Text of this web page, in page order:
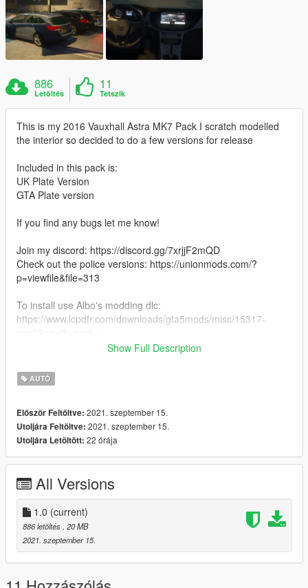
886
Letöltés
11
Tetszik
This is my 2016 Vauxhall Astra MK7 Pack I scratch modelled
the interior so decided to do a few versions for release
Included in this pack is:
UK Plate Version
GTA Plate version
If you find any bugs let me know!
Join my discord: https://discord.gg/7xrjjF2mQD
Check out the police versions: https://unionmods.com/?
p=viewfile&file=313
To install use Albo's modding dlc:
https://www.lcpdfr.com/downloads/gta5mods/misc/15317-
Credits:
Squir Astra Model Purchase - Bleep
Model Textures: ObsidianGames/SGM
Model Conversion to V: SGM
Model Templating: SGM
Interior - Blighty3D
Show Full Description
AUTÓ
Először Feltöltve: 2021. szeptember 15.
Utoljára Feltöltve: 2021. szeptember 15.
Utoljára Letöltött: 22 órája
All Versions
1.0 (current)
886 letöltés , 20 MB
2021. szeptember 15.